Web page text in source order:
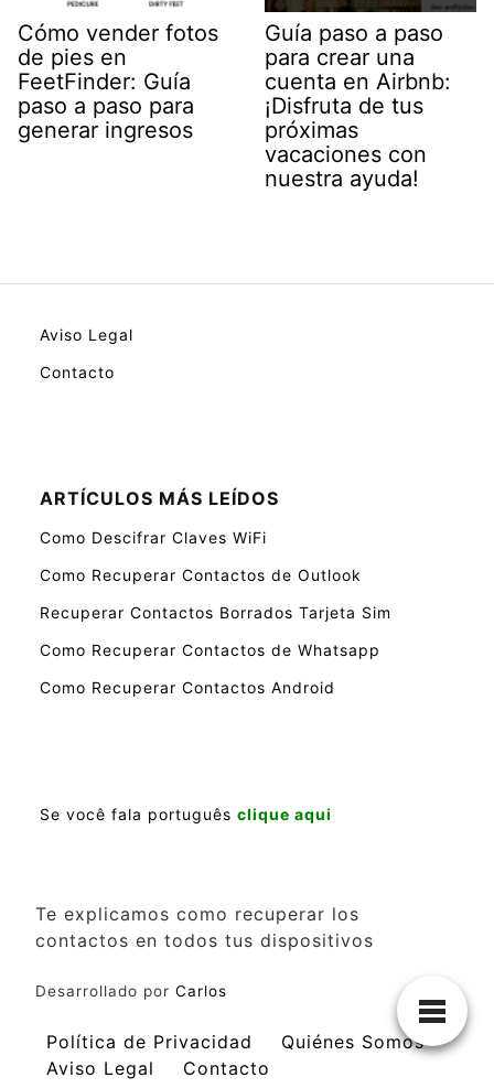
Cómo vender fotos
de pies en
FeetFinder: Guía
paso a paso para
generar ingresos
Guía paso a paso
para crear una
cuenta en Airbnb:
¡Disfruta de tus
próximas
vacaciones con
nuestra ayuda!
Aviso Legal
Contacto
ARTÍCULOS MÁS LEÍDOS
Como Descifrar Claves WiFi
Como Recuperar Contactos de Outlook
Recuperar Contactos Borrados Tarjeta Sim
Como Recuperar Contactos de Whatsapp
Como Recuperar Contactos Android
Se você fala português clique aqui
Te explicamos como recuperar los
contactos en todos tus dispositivos
Desarrollado por Carlos
Política de Privacidad
Quiénes Somos
Aviso Legal
Contacto